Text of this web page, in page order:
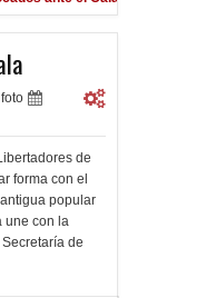
foto
de
forma con el
popular
une con la
de